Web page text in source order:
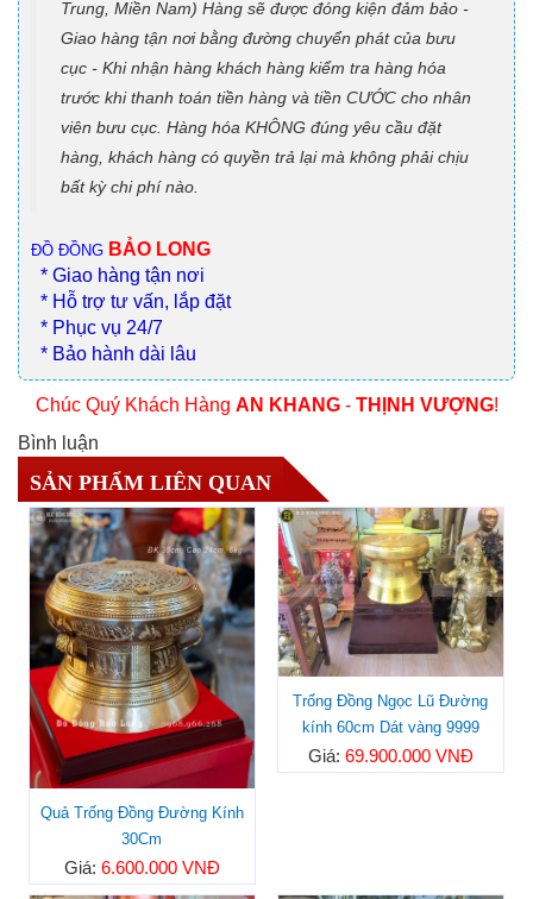
Trung, Miền Nam) Hàng sẽ được đóng kiện đảm bảo -
Giao hàng tận nơi bằng đường chuyển phát của bưu
cục - Khi nhận hàng khách hàng kiểm tra hàng hóa
trước khi thanh toán tiền hàng và tiền CƯỚC cho nhân
viên bưu cục. Hàng hóa KHÔNG đúng yêu cầu đặt
hàng, khách hàng có quyền trả lại mà không phải chịu
bất kỳ chi phí nào.
ĐỒ ĐỒNG BẢO LONG
* Giao hàng tận nơi
* Hỗ trợ tư vấn, lắp đặt
* Phục vụ 24/7
* Bảo hành dài lâu
Chúc Quý Khách Hàng AN KHANG - THỊNH VƯỢNG!
Bình luận
SẢN PHẨM LIÊN QUAN
Quả Trống Đồng Đường Kính
30Cm
Giá: 6.600.000 VNĐ
Trống Đồng Ngọc Lũ Đường
kính 60cm Dát vàng 9999
Giá: 69.900.000 VNĐ